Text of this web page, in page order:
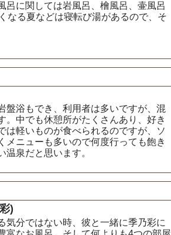
呂に関しては岩風呂、檜風呂、壷風呂
なる夏などは寝転び湯があるので、そ
盤浴もでき、利用者は多いですが、混
中でも休憩所がたくさんあり、好き
は軽いものが食べられるのですが、ソ
メニューも多いので何度行っても飽き
泉だと思います。
)
気分ではない時、彼と一緒に季乃彩に